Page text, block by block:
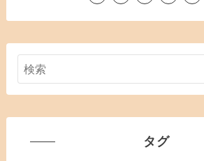
タグ